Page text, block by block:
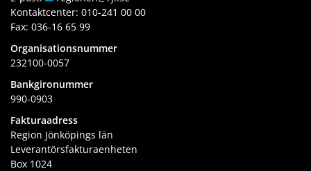
Kontaktcenter: 010-241 00 00
Fax: 036-16 65 99
Organisationsnummer
232100-0057
Bankgironummer
990-0903
Fakturaadress
Region Jönköpings län
Leverantörsfakturaenheten
Box 1024